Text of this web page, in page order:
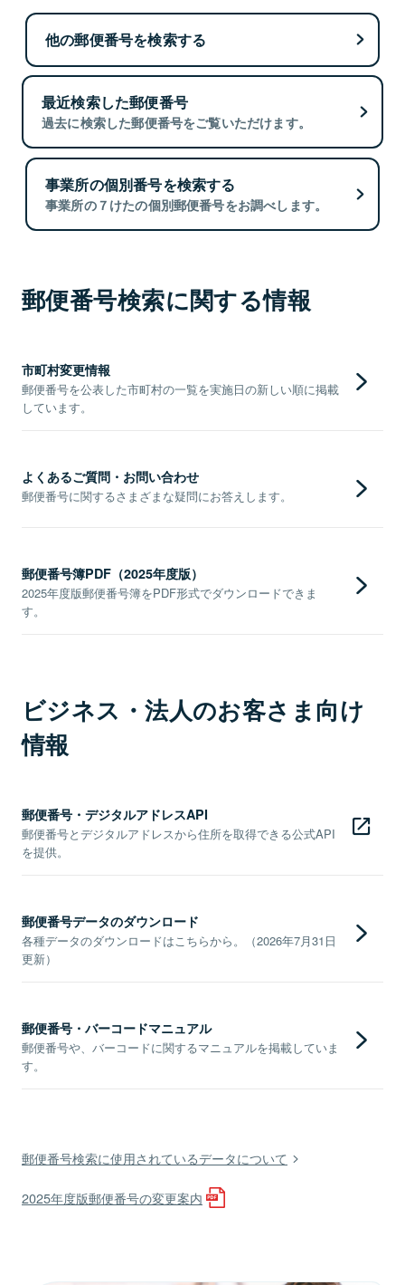
他の郵便番号を検索する
最近検索した郵便番号
過去に検索した郵便番号をご覧いただけます。
事業所の個別番号を検索する
事業所の７けたの個別郵便番号をお調べします。
郵便番号検索に関する情報
市町村変更情報
郵便番号を公表した市町村の一覧を実施日の新しい順に掲載
しています。
よくあるご質問・お問い合わせ
郵便番号に関するさまざまな疑問にお答えします。
郵便番号簿PDF（2025年度版）
2025年度版郵便番号簿をPDF形式でダウンロードできま
す。
ビジネス・法人のお客さま向け
情報
郵便番号・デジタルアドレスAPI
郵便番号とデジタルアドレスから住所を取得できる公式API
を提供。
郵便番号データのダウンロード
各種データのダウンロードはこちらから。（2026年7月31日
更新）
郵便番号・バーコードマニュアル
郵便番号や、バーコードに関するマニュアルを掲載していま
す。
郵便番号検索に使用されているデータについて
2025年度版郵便番号の変更案内